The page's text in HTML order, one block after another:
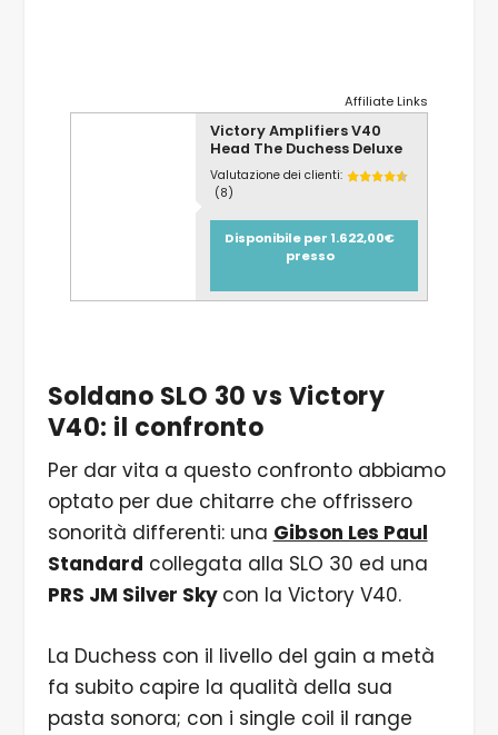
Affiliate Links
Victory Amplifiers V40
Head The Duchess Deluxe
Valutazione dei clienti:
(8)
Disponibile per 1.622,00€
presso
Soldano SLO 30 vs Victory
V40: il confronto
Per dar vita a questo confronto abbiamo
optato per due chitarre che offrissero
sonorità differenti: una Gibson Les Paul
Standard collegata alla SLO 30 ed una
PRS JM Silver Sky con la Victory V40.
La Duchess con il livello del gain a metà
fa subito capire la qualità della sua
pasta sonora; con i single coil il range